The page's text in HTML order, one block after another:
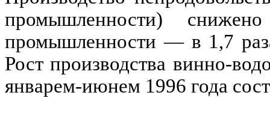
промышленности)
промышленности — в 1,7
Рост производства винно-
январем-июнем 1996 года